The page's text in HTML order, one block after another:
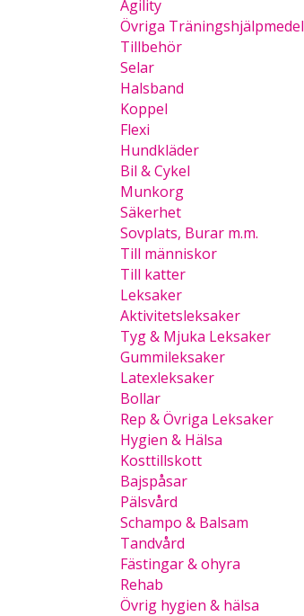
Agility
Övriga Träningshjälpmedel
Tillbehör
Selar
Halsband
Koppel
Flexi
Hundkläder
Bil & Cykel
Munkorg
Säkerhet
Sovplats, Burar m.m.
Till människor
Till katter
Leksaker
Aktivitetsleksaker
Tyg & Mjuka Leksaker
Gummileksaker
Latexleksaker
Bollar
Rep & Övriga Leksaker
Hygien & Hälsa
Kosttillskott
Bajspåsar
Pälsvård
Schampo & Balsam
Tandvård
Fästingar & ohyra
Rehab
Övrig hygien & hälsa